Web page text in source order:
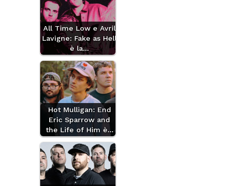
All Time Low e Avril
Lavigne: Fake as Hell
è la…
Hot Mulligan: End
Eric Sparrow and
the Life of Him è…